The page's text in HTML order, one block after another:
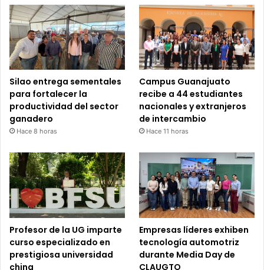
Silao entrega sementales
para fortalecer la
productividad del sector
ganadero
Hace 8 horas
Campus Guanajuato
recibe a 44 estudiantes
nacionales y extranjeros
de intercambio
Hace 11 horas
Profesor de la UG imparte
curso especializado en
prestigiosa universidad
china
Empresas líderes exhiben
tecnología automotriz
durante Media Day de
CLAUGTO